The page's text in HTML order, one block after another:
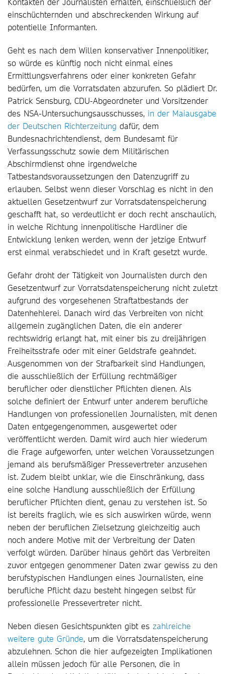
einschüchternden und abschreckenden Wirkung auf
potentielle Informanten.
Geht es nach dem Willen konservativer Innenpolitiker,
so würde es künftig noch nicht einmal eines
Ermittlungsverfahrens oder einer konkreten Gefahr
bedürfen, um die Vorratsdaten abzurufen. So plädiert Dr.
Patrick Sensburg, CDU-Abgeordneter und Vorsitzender
des NSA-Untersuchungsausschusses, in der Maiausgabe
der Deutschen Richterzeitung dafür, dem
Bundesnachrichtendienst, dem Bundesamt für
Verfassungsschutz sowie dem Militärischen
Abschirmdienst ohne irgendwelche
Tatbestandsvoraussetzungen den Datenzugriff zu
erlauben. Selbst wenn dieser Vorschlag es nicht in den
aktuellen Gesetzentwurf zur Vorratsdatenspeicherung
geschafft hat, so verdeutlicht er doch recht anschaulich,
in welche Richtung innenpolitische Hardliner die
Entwicklung lenken werden, wenn der jetzige Entwurf
erst einmal verabschiedet und in Kraft gesetzt wurde.
Gefahr droht der Tätigkeit von Journalisten durch den
Gesetzentwurf zur Vorratsdatenspeicherung nicht zuletzt
aufgrund des vorgesehenen Straftatbestands der
Datenhehlerei. Danach wird das Verbreiten von nicht
allgemein zugänglichen Daten, die ein anderer
rechtswidrig erlangt hat, mit einer bis zu dreijährigen
Freiheitsstrafe oder mit einer Geldstrafe geahndet.
Ausgenommen von der Strafbarkeit sind Handlungen,
die ausschließlich der Erfüllung rechtmäßiger
beruflicher oder dienstlicher Pflichten dienen. Als
solche definiert der Entwurf unter anderem berufliche
Handlungen von professionellen Journalisten, mit denen
Daten entgegengenommen, ausgewertet oder
veröffentlicht werden. Damit wird auch hier wiederum
die Frage aufgeworfen, unter welchen Voraussetzungen
jemand als berufsmäßiger Pressevertreter anzusehen
ist. Zudem bleibt unklar, wie die Einschränkung, dass
eine solche Handlung ausschließlich der Erfüllung
beruflicher Pflichten dient, genau zu verstehen ist. So
ist bereits fraglich, wie es sich auswirken würde, wenn
neben der beruflichen Zielsetzung gleichzeitig auch
noch andere Motive mit der Verbreitung der Daten
verfolgt würden. Darüber hinaus gehört das Verbreiten
zuvor entgegen genommener Daten zwar gewiss zu den
berufstypischen Handlungen eines Journalisten, eine
berufliche Pflicht dazu besteht hingegen selbst für
professionelle Pressevertreter nicht.
Neben diesen Gesichtspunkten gibt es zahlreiche
weitere gute Gründe, um die Vorratsdatenspeicherung
abzulehnen. Schon die hier aufgezeigten Implikationen
allein müssen jedoch für alle Personen, die in